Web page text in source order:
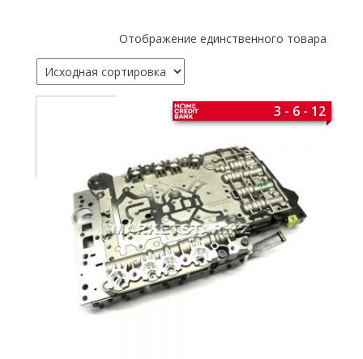
Отображение единственного товара
3 - 6 - 12